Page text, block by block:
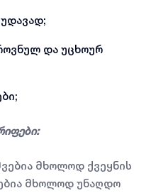
და უცხოურ
მხოლოდ ქვეყნის
მხოლოდ უნაღდო